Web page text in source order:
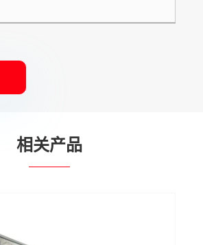
相关产品